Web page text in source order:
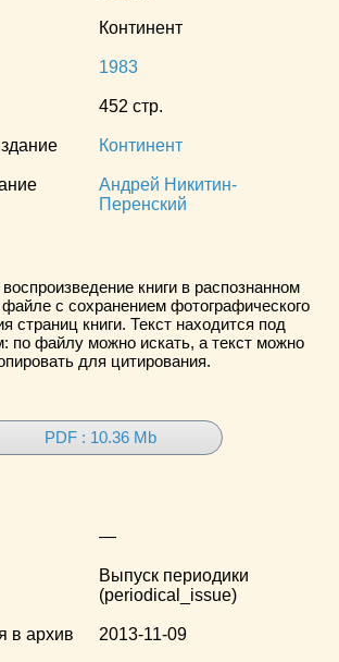
Континент
1983
452 стр.
Континент
Андрей Никитин-
Перенский
книги в распознанном
с сохранением фотографического
страниц книги. Текст находится под
по файлу можно искать, а текст можно
для цитирования.
PDF : 10.36 Mb
—
Выпуск периодики
(periodical_issue)
в архив 2013-11-09